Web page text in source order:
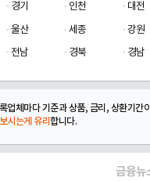
경기 인천 대전
울산 세종 강원
전남 경북 경남
업체마다 기준과 상품, 금리, 상환기간
시는게 유리합니다.
금융뉴